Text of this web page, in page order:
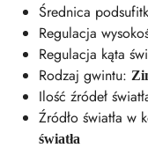
Średnica
Regulacja
Regulacja kąta
Rodzaj gwintu:
Ilość źródeł
Źródło światła w
światła